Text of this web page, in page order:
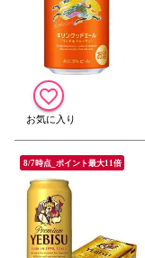
8/7時点_ポイント最大11倍